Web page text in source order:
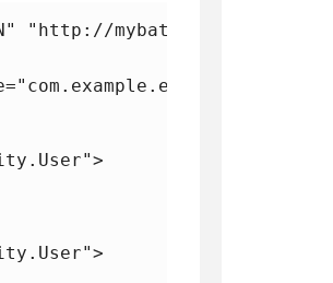
"http://mybatis.org/dtd/